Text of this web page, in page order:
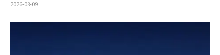
2026-08-09